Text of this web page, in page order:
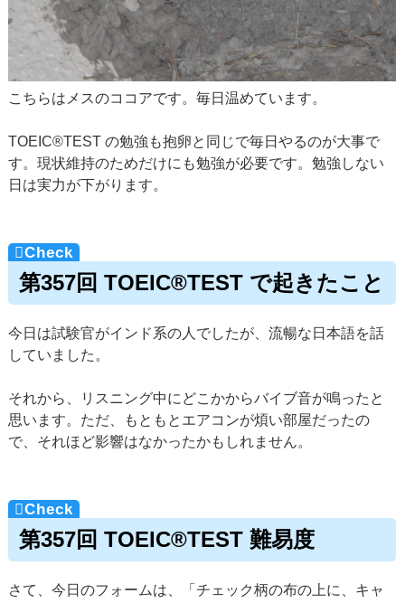
こちらはメスのココアです。毎日温めています。
TOEIC®TEST の勉強も抱卵と同じで毎日やるのが大事で
す。現状維持のためだけにも勉強が必要です。勉強しない
日は実力が下がります。
第357回 TOEIC®TEST で起きたこと
今日は試験官がインド系の人でしたが、流暢な日本語を話
していました。
それから、リスニング中にどこかからバイブ音が鳴ったと
思います。ただ、もともとエアコンが煩い部屋だったの
で、それほど影響はなかったかもしれません。
第357回 TOEIC®TEST 難易度
さて、今日のフォームは、「チェック柄の布の上に、キャ